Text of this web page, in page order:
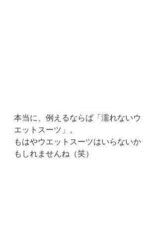
本当に、例えるならば「濡れないウ
エットスーツ」。
もはやウエットスーツはいらないか
もしれませんね（笑）